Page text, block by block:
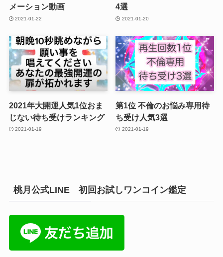
メーション動画
2021-01-22
4選
2021-01-20
2021年大開運人気1位おま
じない待ち受けランキング
2021-01-19
第1位 不倫のお悩み専用待
ち受け人気3選
2021-01-19
桃月公式LINE 初回お試しワンコイン鑑定